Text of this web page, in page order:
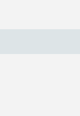
Solyndra.
CO2-Ausstoß in
2005
der Tasche.
werden – weg